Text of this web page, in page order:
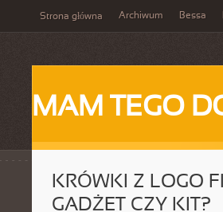
Strona główna Archiwum Bessa
MAM TEGO
KRÓWKI Z LOGO
GADŻET CZY KIT?